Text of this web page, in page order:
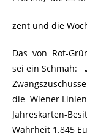
zent und die
Das von Rot-
sei ein Schmäh:
die Wiener
Jahreskarten-
Wahrheit 1.845